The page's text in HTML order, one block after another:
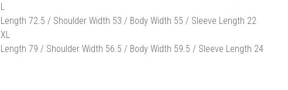
L
Length 72.5 / Shoulder Width 53 / Body Width 55 / Sleeve Length 22
XL
Length 79 / Shoulder Width 56.5 / Body Width 59.5 / Sleeve Length 24